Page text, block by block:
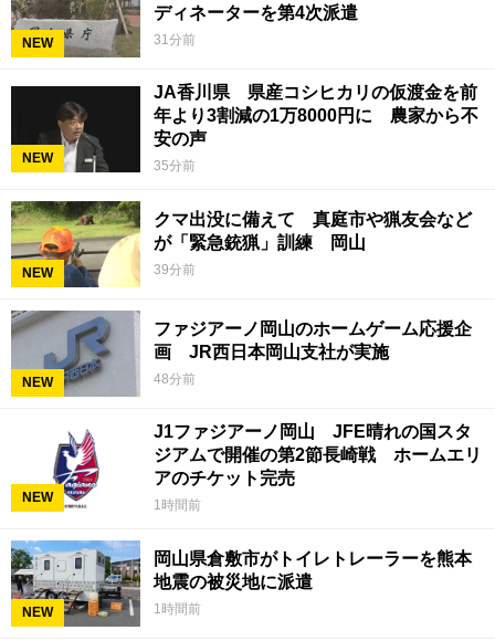
NEW
ディネーターを第4次派遣
31分前
NEW
JA香川県 県産コシヒカリの仮渡金を前
年より3割減の1万8000円に 農家から不
安の声
35分前
NEW
クマ出没に備えて 真庭市や猟友会など
が「緊急銃猟」訓練 岡山
39分前
NEW
ファジアーノ岡山のホームゲーム応援企
画 JR西日本岡山支社が実施
48分前
NEW
J1ファジアーノ岡山 JFE晴れの国スタ
ジアムで開催の第2節長崎戦 ホームエリ
アのチケット完売
1時間前
NEW
岡山県倉敷市がトイレトレーラーを熊本
地震の被災地に派遣
1時間前